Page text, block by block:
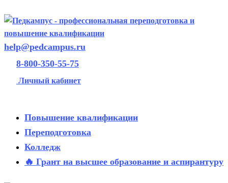
help@pedcampus.ru
8-800-350-55-75
Личный кабинет
Повышение квалификации
Переподготовка
Колледж
🔥 Грант на высшее образование и аспирантуру